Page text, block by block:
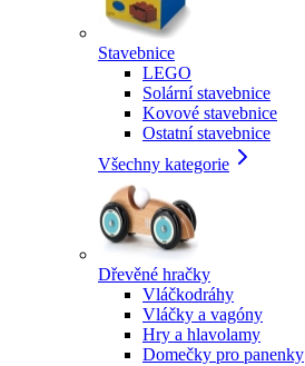
Stavebnice
LEGO
Solární stavebnice
Kovové stavebnice
Ostatní stavebnice
Všechny kategorie
Dřevěné hračky
Vláčkodráhy
Vláčky a vagóny
Hry a hlavolamy
Domečky pro panenky